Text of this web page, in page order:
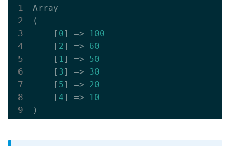
Array
(
    [
0] =>
100
    [
2 ] => 60
    [
1 ] => 50
    [
3] => 30
    [
5] => 20
    [
4] =>
10